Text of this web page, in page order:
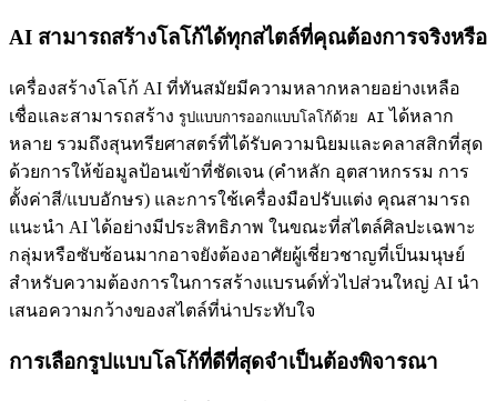
AI สามารถสร้างโลโก้ได้ทุกสไตล์ที่คุณต้องการจริงหรือ
เครื่องสร้างโลโก้ AI ที่ทันสมัยมีความหลากหลายอย่างเหลือ
เชื่อและสามารถสร้าง รูปแบบการออกแบบโลโก้ด้วย AI ได้หลาก
หลาย รวมถึงสุนทรียศาสตร์ที่ได้รับความนิยมและคลาสสิกที่สุด
ด้วยการให้ข้อมูลป้อนเข้าที่ชัดเจน (คำหลัก อุตสาหกรรม การ
ตั้งค่าสี/แบบอักษร) และการใช้เครื่องมือปรับแต่ง คุณสามารถ
แนะนำ AI ได้อย่างมีประสิทธิภาพ ในขณะที่สไตล์ศิลปะเฉพาะ
กลุ่มหรือซับซ้อนมากอาจยังต้องอาศัยผู้เชี่ยวชาญที่เป็นมนุษย์
สำหรับความต้องการในการสร้างแบรนด์ทั่วไปส่วนใหญ่ AI นำ
เสนอความกว้างของสไตล์ที่น่าประทับใจ
การเลือกรูปแบบโลโก้ที่ดีที่สุดจำเป็นต้องพิจารณา